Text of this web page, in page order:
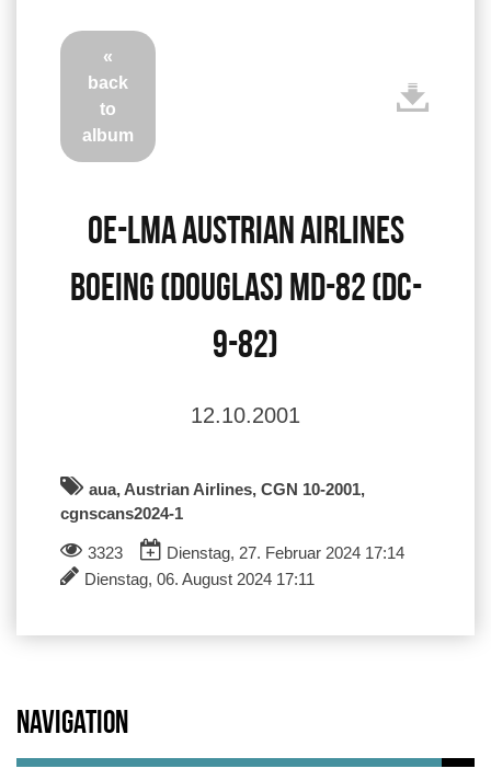
«
back
to
album
OE-LMA Austrian Airlines
Boeing (Douglas) MD-82 (DC-
9-82)
12.10.2001
aua, Austrian Airlines, CGN 10-2001,
cgnscans2024-1
3323
Dienstag, 27. Februar 2024 17:14
Dienstag, 06. August 2024 17:11
Navigation